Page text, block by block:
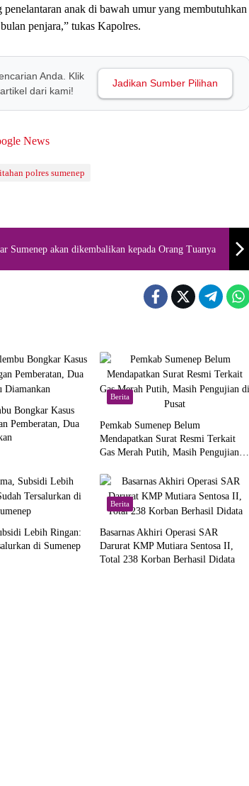
anak di bawah umur yang membutuhkan
penjara,” tukas Kapolres.
Anda. Klik
dari kami!
Jadikan Sumber Pilihan
polres sumenep
Sumenep akan dikembalikan kepada Orang Tuanya
Bongkar Kasus
Pemberatan, Dua
Berita
Pemkab Sumenep Belum
Mendapatkan Surat Resmi Terkait
Gas Merah Putih, Masih Pengujian di
Lebih Ringan:
di Sumenep
Berita
Basarnas Akhiri Operasi SAR
Darurat KMP Mutiara Sentosa II,
Total 238 Korban Berhasil Didata